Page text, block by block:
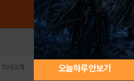
오늘하루 안보기
로그인
회사소개 | 개인정보 처리방침